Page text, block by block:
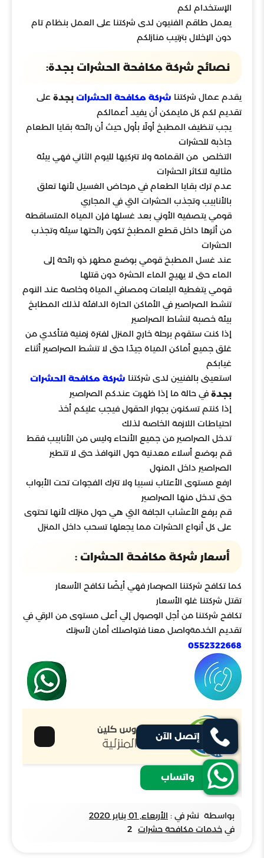
الإستخدام لكم
يعمل طاقم الفنيون لدى شركتنا على العمل بنظام تام
دون الإخلال بترتيب منازلكم
نصائح شركة مكافحة الحشرات بجدة:
يقدم عمال شركتنا شركة مكافحة الحشرات بجدة على
تقديم لكم كل مايمكن أن يفيد أعمالكم
يجب تنظيف المطبخ أولًا بأول حيث أن رائحة بقايا الطعام
جاذبة للحشرات
التخلص من القمامة ولا تتركيها لليوم الثاني فهي بيئة
مثالية لتكاثر الحشرات
عدم ترك بقايا الطعام في مرحاض الغسيل لأنها تعلق
بالأنابيب وتجذب الحشرات التي في المجاري
قومي يتصفية الأوني بعد غسلها فإن المياة المتساقطة
من أثرها داخل قطع المطبخ تكون رائحتها سيئة وتجذب
الحشرات
عند غسل المطبخ قومي بوضع مطهر ذو رائحة إلى
الماء حتى لا يهيج الماء الحشرة دون قتلها
قومي يتغطية البلعات ومصافي المياة وخاصة عند النوم
تنشط الصراصير في الأماكن الحارة الدافئة لذلك المطابخ
بيئة خصبة لنشاط الصراصير
إذا كنت ستقوم برحلة خارج المنزل لفترة زمنية فتأكدي من
غلق جميع أماكن المياة جيدًا حتى لا تنشط الصراصير أثناء
غيابكم
استعينى بالفنيين لدى شركتنا شركة مكافحة الحشرات
بجدة في حالة ما إذا ظهرت عندكم الصراصير
إذا كنتم تسكنون بجوار الحقول فيجب عليكم أخذ
احتياطات اللازمة الخاصة لذلك
تدخل الصراصير من جميع الأنحاء وليس من الأنابيب فقط
قم بوضع أسلاء معدنية حول النوافذ حتى لا تتطير
الصراصير داخل المنول
ارفع مستوى الأعتاب نسبيا ولا تترك الفجوات تحت الأبواب
حتى تدخل منها الصراصير
قم برفع الأعشاب الجافة التي هي حول منزلك لأنها تحتوى
على كل أنواع الحشرات مما يجعلها تسحب داخل المنزل
أسعار شركة مكافحة الحشرات :
كما تكافح شركتنا الصرصار فهي أيضًا تكافح الأسعار
تقتل شركتنا غلو الأسعار
تكافح شركتنا من أجل الوصول إلي أعلى مستوى من الرقي في
تقديم الخدمةواصل معنا فتواصلك أمان لأسرتك
0552322668
بواسطة نشر في : الأربعاء, 01 يناير 2020
في خدمات مكافحة حشرات 2